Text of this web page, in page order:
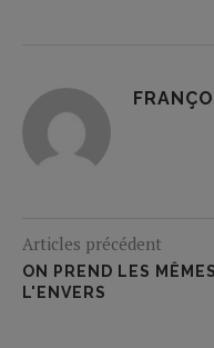
Articles précédent
ON PREND LES
L'ENVERS